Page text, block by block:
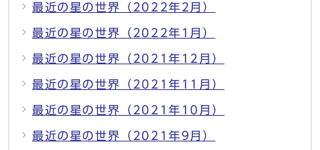
最近の星の世界（2022年2月）
最近の星の世界（2022年1月）
最近の星の世界（2021年12月）
最近の星の世界（2021年11月）
最近の星の世界（2021年10月）
最近の星の世界（2021年9月）